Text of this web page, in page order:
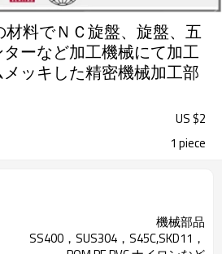
材料でＮＣ旋盤、旋盤、五
ーなど加工機械にて加工
ッキした精密機械加工部
US $2
1 piece
機械部品
SS400，SUS304，S45C,SKD11，